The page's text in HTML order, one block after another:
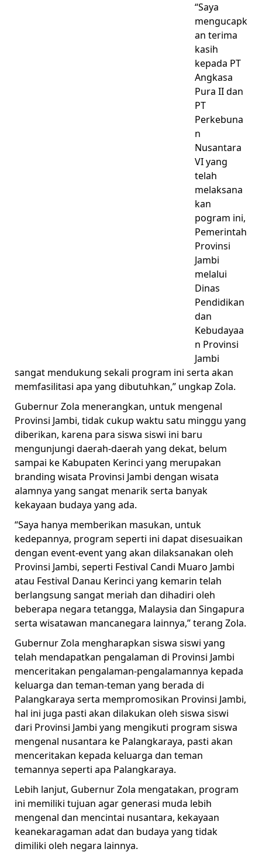
“Saya
mengucapk
an terima
kasih
kepada PT
Angkasa
Pura II dan
PT
Perkebuna
n
Nusantara
VI yang
telah
melaksana
kan
pogram ini,
Pemerintah
Provinsi
Jambi
melalui
Dinas
Pendidikan
dan
Kebudayaa
n Provinsi
Jambi
sangat mendukung sekali program ini serta akan
memfasilitasi apa yang dibutuhkan,” ungkap Zola.
Gubernur Zola menerangkan, untuk mengenal
Provinsi Jambi, tidak cukup waktu satu minggu yang
diberikan, karena para siswa siswi ini baru
mengunjungi daerah-daerah yang dekat, belum
sampai ke Kabupaten Kerinci yang merupakan
branding wisata Provinsi Jambi dengan wisata
alamnya yang sangat menarik serta banyak
kekayaan budaya yang ada.
“Saya hanya memberikan masukan, untuk
kedepannya, program seperti ini dapat disesuaikan
dengan event-event yang akan dilaksanakan oleh
Provinsi Jambi, seperti Festival Candi Muaro Jambi
atau Festival Danau Kerinci yang kemarin telah
berlangsung sangat meriah dan dihadiri oleh
beberapa negara tetangga, Malaysia dan Singapura
serta wisatawan mancanegara lainnya,” terang Zola.
Gubernur Zola mengharapkan siswa siswi yang
telah mendapatkan pengalaman di Provinsi Jambi
menceritakan pengalaman-pengalamannya kepada
keluarga dan teman-teman yang berada di
Palangkaraya serta mempromosikan Provinsi Jambi,
hal ini juga pasti akan dilakukan oleh siswa siswi
dari Provinsi Jambi yang mengikuti program siswa
mengenal nusantara ke Palangkaraya, pasti akan
menceritakan kepada keluarga dan teman
temannya seperti apa Palangkaraya.
Lebih lanjut, Gubernur Zola mengatakan, program
ini memiliki tujuan agar generasi muda lebih
mengenal dan mencintai nusantara, kekayaan
keanekaragaman adat dan budaya yang tidak
dimiliki oleh negara lainnya.